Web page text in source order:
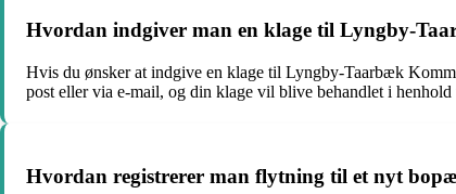
Hvordan indgiver man en klage til Lyngby-
Hvis du ønsker at indgive en klage til Lyngby-Taarbæk
post eller via e-mail, og din klage vil blive behandlet i
Hvordan registrerer man flytning til et nyt